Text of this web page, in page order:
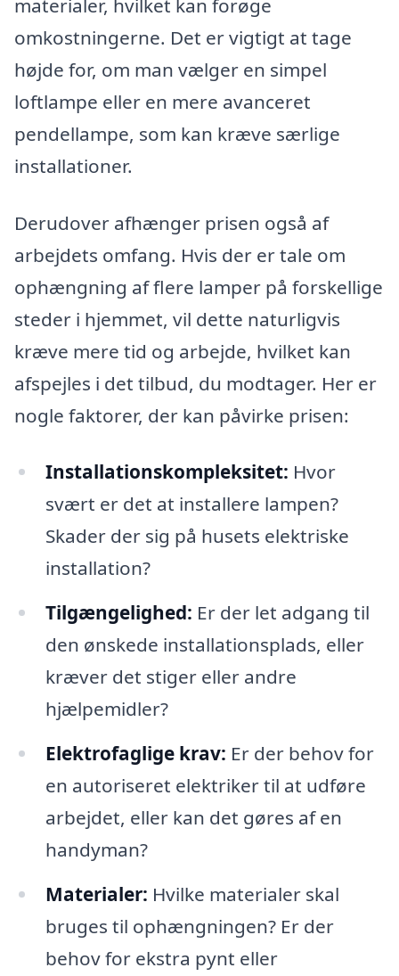
materialer, hvilket kan forøge
omkostningerne. Det er vigtigt at tage
højde for, om man vælger en simpel
loftlampe eller en mere avanceret
pendellampe, som kan kræve særlige
installationer.
Derudover afhænger prisen også af
arbejdets omfang. Hvis der er tale om
ophængning af flere lamper på forskellige
steder i hjemmet, vil dette naturligvis
kræve mere tid og arbejde, hvilket kan
afspejles i det tilbud, du modtager. Her er
nogle faktorer, der kan påvirke prisen:
Installationskompleksitet: Hvor
svært er det at installere lampen?
Skader der sig på husets elektriske
installation?
Tilgængelighed: Er der let adgang til
den ønskede installationsplads, eller
kræver det stiger eller andre
hjælpemidler?
Elektrofaglige krav: Er der behov for
en autoriseret elektriker til at udføre
arbejdet, eller kan det gøres af en
handyman?
Materialer: Hvilke materialer skal
bruges til ophængningen? Er der
behov for ekstra pynt eller